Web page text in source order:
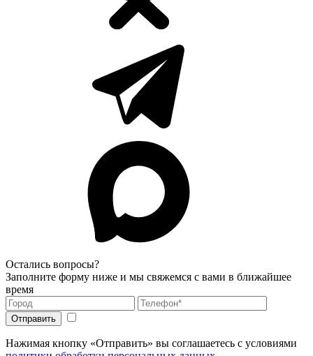
Остались вопросы?
Заполните форму ниже и мы свяжемся с вами в ближайшее
время
Нажимая кнопку «Отправить» вы соглашаетесь с условиями